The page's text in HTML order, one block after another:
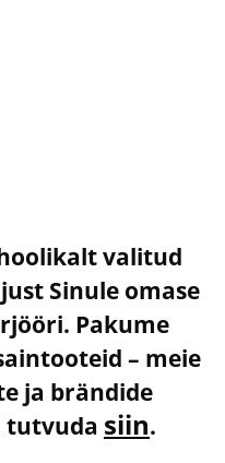
valitud
Sinule omase
Pakume
– meie
ja brändide
tutvuda siin.